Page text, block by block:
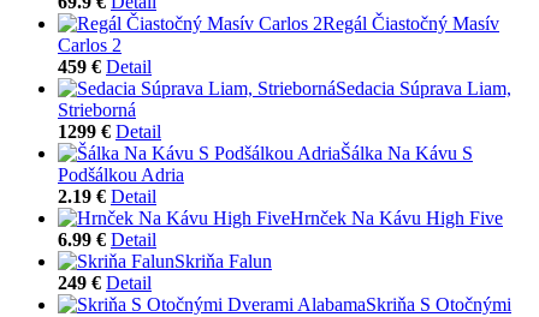
Regál Čiastočný Masív
Carlos 2
459 € Detail
Sedacia Súprava Liam,
Strieborná
1299 € Detail
Šálka Na Kávu S
Podšálkou Adria
2.19 € Detail
Hrnček Na Kávu High Five
6.99 € Detail
Skriňa Falun
249 € Detail
Skriňa S Otočnými